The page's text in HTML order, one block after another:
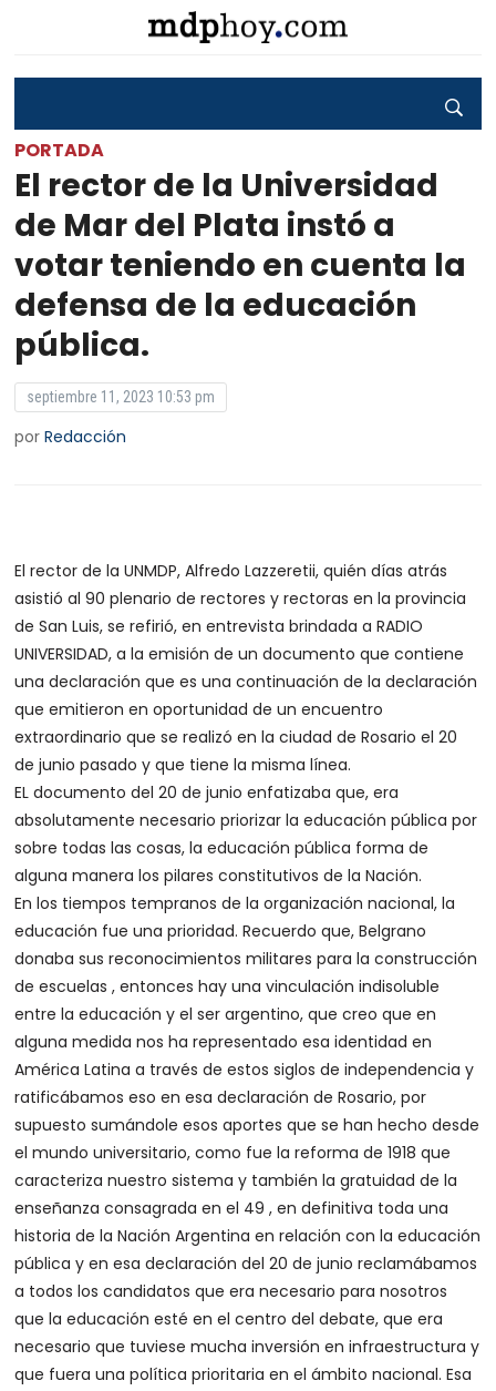
PORTADA
El rector de la Universidad
de Mar del Plata instó a
votar teniendo en cuenta la
defensa de la educación
pública.
septiembre 11, 2023 10:53 pm
porRedacción
El rector de la UNMDP, Alfredo Lazzeretii, quién días atrás
asistió al 90 plenario de rectores y rectoras en la provincia
de San Luis, se refirió, en entrevista brindada a RADIO
UNIVERSIDAD, a la emisión de un documento que contiene
una declaración que es una continuación de la declaración
que emitieron en oportunidad de un encuentro
extraordinario que se realizó en la ciudad de Rosario el 20
de junio pasado y que tiene la misma línea.
EL documento del 20 de junio enfatizaba que, era
absolutamente necesario priorizar la educación pública por
sobre todas las cosas, la educación pública forma de
alguna manera los pilares constitutivos de la Nación.
En los tiempos tempranos de la organización nacional, la
educación fue una prioridad. Recuerdo que, Belgrano
donaba sus reconocimientos militares para la construcción
de escuelas , entonces hay una vinculación indisoluble
entre la educación y el ser argentino, que creo que en
alguna medida nos ha representado esa identidad en
América Latina a través de estos siglos de independencia y
ratificábamos eso en esa declaración de Rosario, por
supuesto sumándole esos aportes que se han hecho desde
el mundo universitario, como fue la reforma de 1918 que
caracteriza nuestro sistema y también la gratuidad de la
enseñanza consagrada en el 49 , en definitiva toda una
historia de la Nación Argentina en relación con la educación
pública y en esa declaración del 20 de junio reclamábamos
a todos los candidatos que era necesario para nosotros
que la educación esté en el centro del debate, que era
necesario que tuviese mucha inversión en infraestructura y
que fuera una política prioritaria en el ámbito nacional. Esa